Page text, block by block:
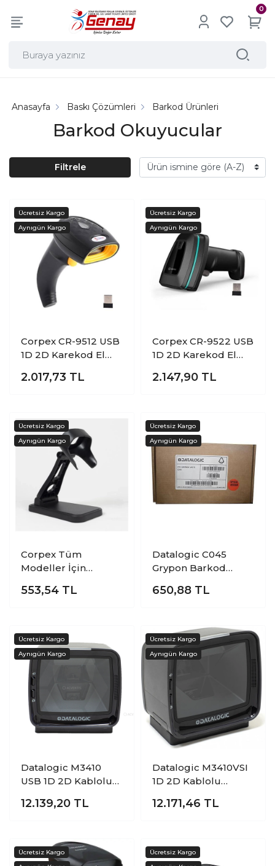
0
Barkod Okuyucular
Anasayfa Baskı Çözümleri Barkod Ürünleri
Filtrele
Corpex CR-9512 USB
1D 2D Karekod El
Barkod Okuyucu
2.017,73 TL
Corpex CR-9522 USB
1D 2D Karekod El
Barkod Okuyucu
2.147,90 TL
Corpex Tüm
Modeller İçin
Standı
553,54 TL
Datalogic C045
Grypon Barkod
650,88 TL
Datalogic M3410
USB 1D 2D Kablolu
Barkod Okuyucu
12.139,20 TL
Datalogic M3410VSI
1D 2D Kablolu
Barkod Okuyucu
12.171,46 TL